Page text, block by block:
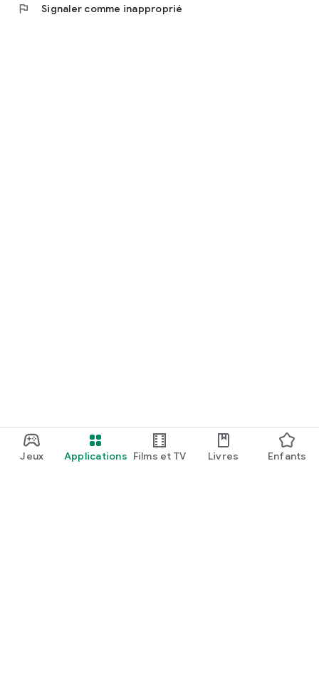
Jeux Applications Films et TV Livres Enfants
flag Signaler comme inapproprié